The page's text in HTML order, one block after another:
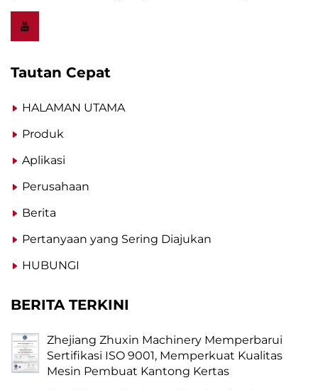
Tautan Cepat
HALAMAN UTAMA
Produk
Aplikasi
Perusahaan
Berita
Pertanyaan yang Sering Diajukan
HUBUNGI
BERITA TERKINI
Zhejiang Zhuxin Machinery Memperbarui
Sertifikasi ISO 9001, Memperkuat Kualitas
Mesin Pembuat Kantong Kertas